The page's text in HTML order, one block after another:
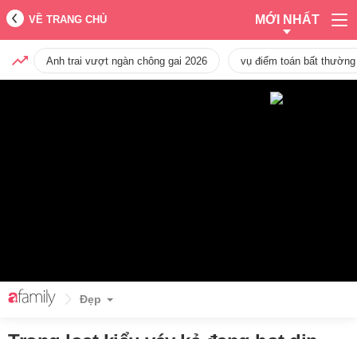
VỀ TRANG CHỦ MỚI NHẤT
Anh trai vượt ngàn chông gai 2026 vụ điểm toán bất
Đẹp